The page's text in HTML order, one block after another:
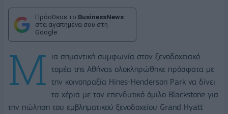
Πρόσθεσε το BusinessNews
στα αγαπημένα σου στη
Google
Μ
ια σημαντική συμφωνία στον ξενοδοχειακό
τομέα της Αθήνας ολοκληρώθηκε πρόσφατα με
την κοινοπραξία Hines-Henderson Park να δίνει
τα χέρια με τον επενδυτικό όμιλο Blackstone για
την πώληση του εμβληματικού ξενοδοχείου Grand Hyatt